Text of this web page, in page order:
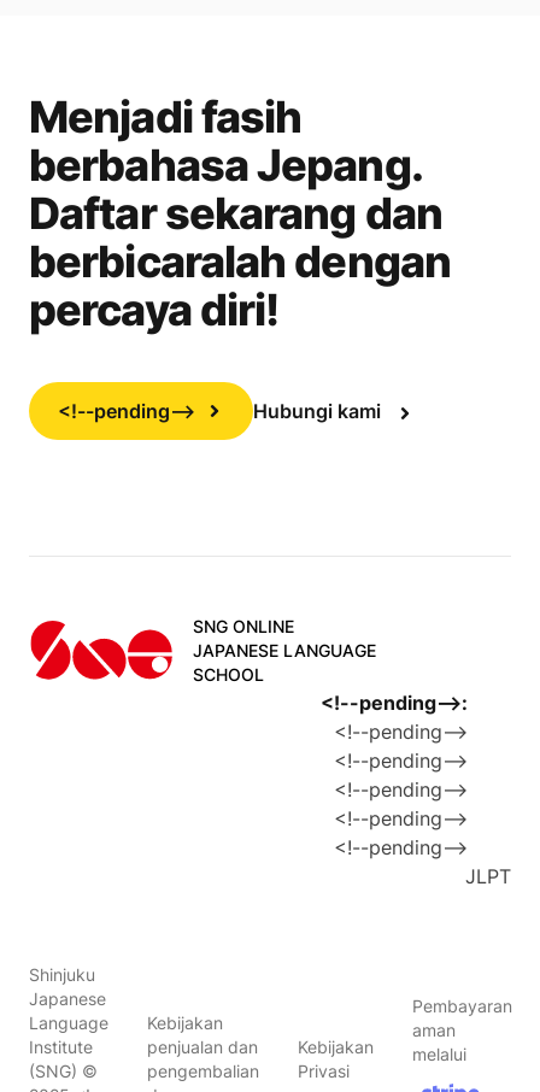
Menjadi fasih
berbahasa Jepang.
Daftar sekarang dan
berbicaralah dengan
percaya diri!
<!--pending--> Hubungi kami
SNG ONLINE
JAPANESE LANGUAGE
SCHOOL
<!--pending-->:
<!--pending-->
<!--pending-->
<!--pending-->
<!--pending-->
<!--pending-->
JLPT
Shinjuku
Japanese
Language
Institute
(SNG) ©
Kebijakan
penjualan dan
pengembalian
Kebijakan
Privasi
Pembayaran
aman
melalui